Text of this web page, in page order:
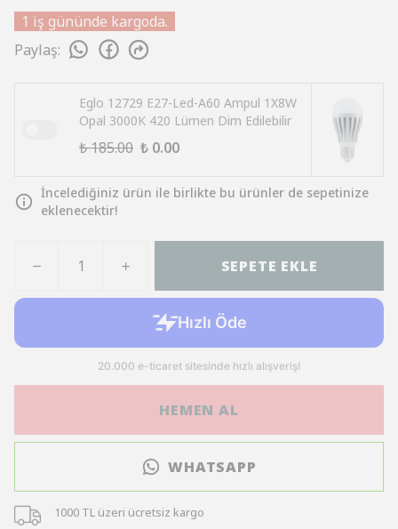
1 iş gününde kargoda.
Paylaş:
Eglo 12729 E27-Led-A60 Ampul 1X8W
Opal 3000K 420 Lümen Dim Edilebilir
₺ 185.00 ₺ 0.00
İncelediğiniz ürün ile birlikte bu ürünler de sepetinize
eklenecektir!
SEPETE EKLE
HEMEN AL
WHATSAPP
1000 TL üzeri ücretsiz kargo